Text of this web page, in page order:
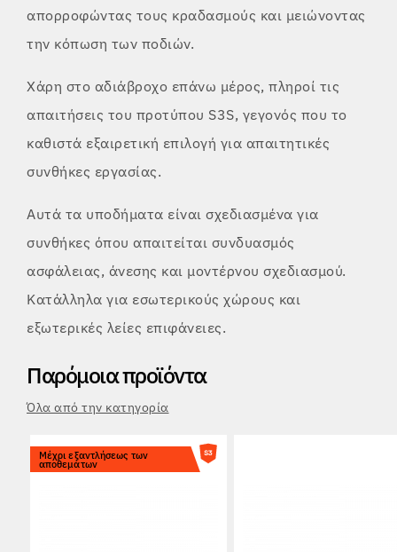
απορροφώντας τους κραδασμούς και μειώνοντας
την κόπωση των ποδιών.
Χάρη στο αδιάβροχο επάνω μέρος, πληροί τις
απαιτήσεις του προτύπου S3S, γεγονός που το
καθιστά εξαιρετική επιλογή για απαιτητικές
συνθήκες εργασίας.
Αυτά τα υποδήματα είναι σχεδιασμένα για
συνθήκες όπου απαιτείται συνδυασμός
ασφάλειας, άνεσης και μοντέρνου σχεδιασμού.
Κατάλληλα για εσωτερικούς χώρους και
εξωτερικές λείες επιφάνειες.
Παρόμοια προϊόντα
Όλα από την κατηγορία
Μέχρι εξαντλήσεως των
αποθεμάτων